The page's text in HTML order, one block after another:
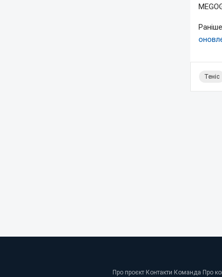
Теніс
Про проєкт· Контакти· Команда· Про